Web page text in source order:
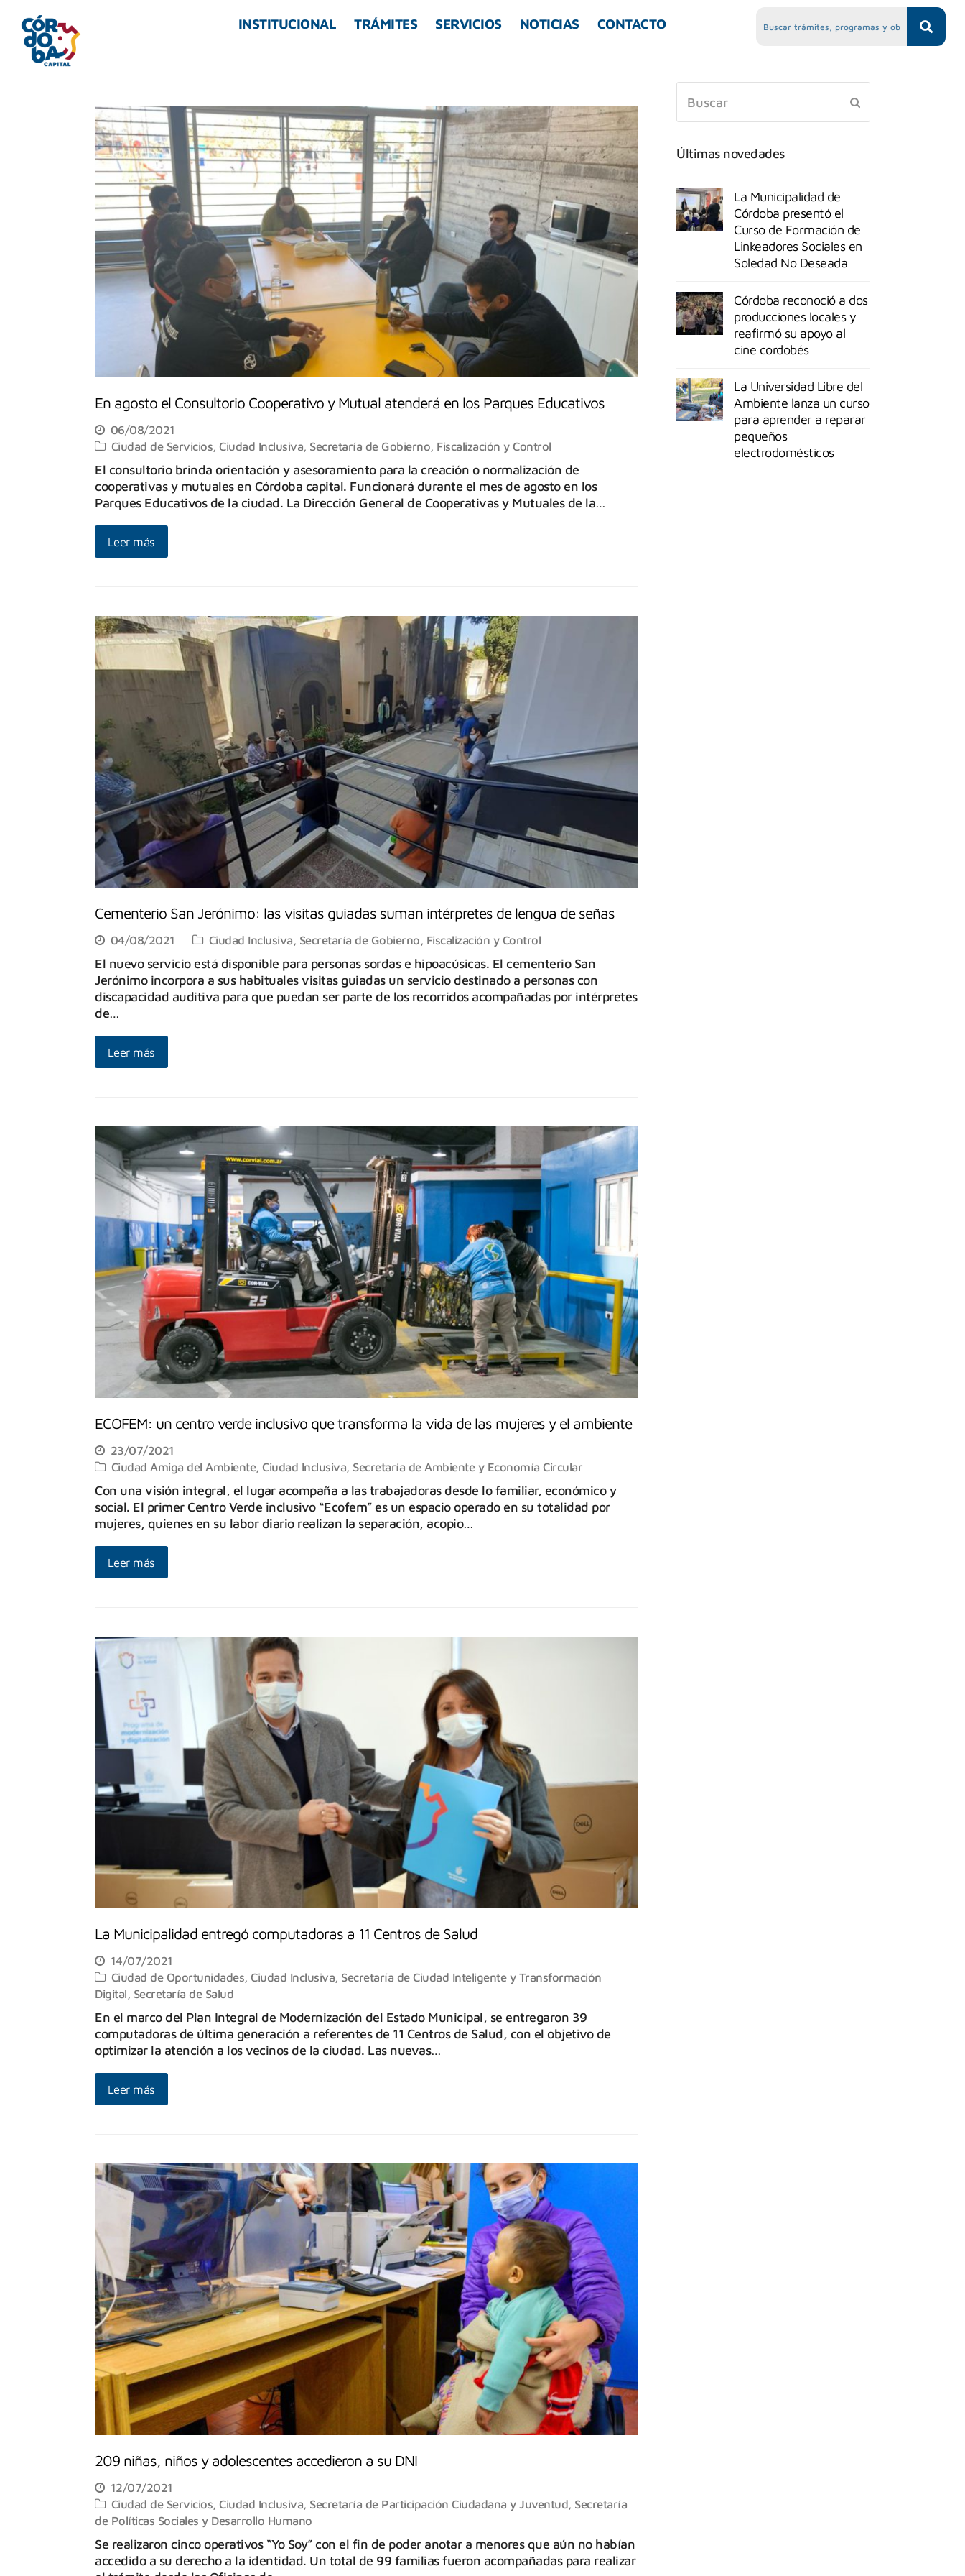
INSTITUCIONAL TRÁMITES SERVICIOS NOTICIAS CONTACTO
En agosto el Consultorio Cooperativo y Mutual atenderá en los Parques Educativos
06/08/2021
Ciudad de Servicios, Ciudad Inclusiva, Secretaría de Gobierno, Fiscalización y Control
El consultorio brinda orientación y asesoramiento para la creación o normalización de
cooperativas y mutuales en Córdoba capital. Funcionará durante el mes de agosto en los
Parques Educativos de la ciudad. La Dirección General de Cooperativas y Mutuales de la…
Leer más
Cementerio San Jerónimo: las visitas guiadas suman intérpretes de lengua de señas
04/08/2021 Ciudad Inclusiva, Secretaría de Gobierno, Fiscalización y Control
El nuevo servicio está disponible para personas sordas e hipoacúsicas. El cementerio San
Jerónimo incorpora a sus habituales visitas guiadas un servicio destinado a personas con
discapacidad auditiva para que puedan ser parte de los recorridos acompañadas por intérpretes
de…
Leer más
ECOFEM: un centro verde inclusivo que transforma la vida de las mujeres y el ambiente
23/07/2021
Ciudad Amiga del Ambiente, Ciudad Inclusiva Secretaría de Ambiente y Economía Circular
Con una visión integral, el lugar acompaña a las trabajadoras desde lo familiar, económico y
social. El primer Centro Verde inclusivo “Ecofem” es un espacio operado en su totalidad por
mujeres, quienes en su labor diario realizan la separación, acopio…
Leer más
La Municipalidad entregó computadoras a 11 Centros de Salud
14/07/2021
Ciudad de Oportunidades Ciudad Inclusiva Secretaría de Ciudad Inteligente y Transformación
Digital Secretaría de Salud
En el marco del Plan Integral de Modernización del Estado Municipal, se entregaron 39
computadoras de última generación a referentes de 11 Centros de Salud, con el objetivo de
optimizar la atención a los vecinos de la ciudad. Las nuevas…
Leer más
209 niñas, niños y adolescentes accedieron a su DNI
12/07/2021
Ciudad de Servicios Ciudad Inclusiva Secretaría de Participación Ciudadana y Juventud Secretaría
de Políticas Sociales y Desarrollo Humano
Se realizaron cinco operativos “Yo Soy” con el fin de poder anotar a menores que aún no habían
accedido a su derecho a la identidad. Un total de 99 familias fueron acompañadas para realizar
Últimas novedades
La Municipalidad de
Córdoba presentó el
Curso de Formación de
Linkeadores Sociales en
Soledad No Deseada
Córdoba reconoció a dos
producciones locales y
reafirmó su apoyo al
cine cordobés
La Universidad Libre del
Ambiente lanza un curso
para aprender a reparar
pequeños
electrodomésticos